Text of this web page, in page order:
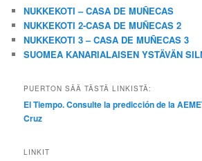
NUKKEKOTI – CASA DE MUÑECAS
NUKKEKOTI 2-CASA DE MUÑECAS 2
NUKKEKOTI 3 – CASA DE MUÑECAS 3
SUOMEA KANARIALAISEN YSTÄVÄN
PUERTON SÄÄ TÄSTÄ LINKISTÄ:
El Tiempo. Consulte la predicción de la
Cruz
LINKIT